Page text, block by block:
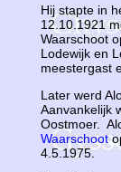
Hij stapte in
12.10.1921
Waarschoot
Lodewijk en
meestergast
Later werd
Aanvankelijk
Oostmoer.
Waarschoot
4.5.1975.